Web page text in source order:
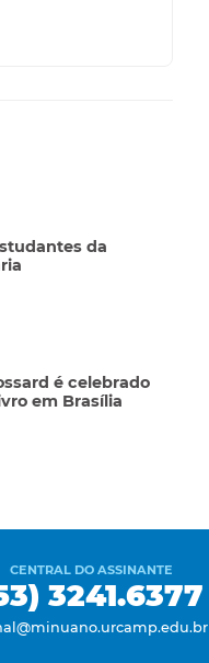
da
é celebrado
em Brasília
CENTRAL DO ASSINANTE
3241.6377